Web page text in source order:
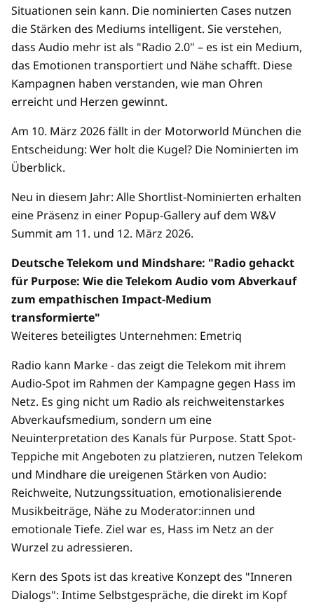
Situationen sein kann. Die nominierten Cases nutzen
die Stärken des Mediums intelligent. Sie verstehen,
dass Audio mehr ist als "Radio 2.0" – es ist ein Medium,
das Emotionen transportiert und Nähe schafft. Diese
Kampagnen haben verstanden, wie man Ohren
erreicht und Herzen gewinnt.
Am 10. März 2026 fällt in der Motorworld München die
Entscheidung: Wer holt die Kugel? Die Nominierten im
Überblick.
Neu in diesem Jahr: Alle Shortlist-Nominierten erhalten
eine Präsenz in einer Popup-Gallery auf dem W&V
Summit am 11. und 12. März 2026.
Deutsche Telekom und Mindshare: "Radio gehackt
für Purpose: Wie die Telekom Audio vom Abverkauf
zum empathischen Impact-Medium
transformierte"
Weiteres beteiligtes Unternehmen: Emetriq
Radio kann Marke - das zeigt die Telekom mit ihrem
Audio-Spot im Rahmen der Kampagne gegen Hass im
Netz. Es ging nicht um Radio als reichweitenstarkes
Abverkaufsmedium, sondern um eine
Neuinterpretation des Kanals für Purpose. Statt Spot-
Teppiche mit Angeboten zu platzieren, nutzen Telekom
und Mindhare die ureigenen Stärken von Audio:
Reichweite, Nutzungssituation, emotionalisierende
Musikbeiträge, Nähe zu Moderator:innen und
emotionale Tiefe. Ziel war es, Hass im Netz an der
Wurzel zu adressieren.
Kern des Spots ist das kreative Konzept des "Inneren
Dialogs": Intime Selbstgespräche, die direkt im Kopf